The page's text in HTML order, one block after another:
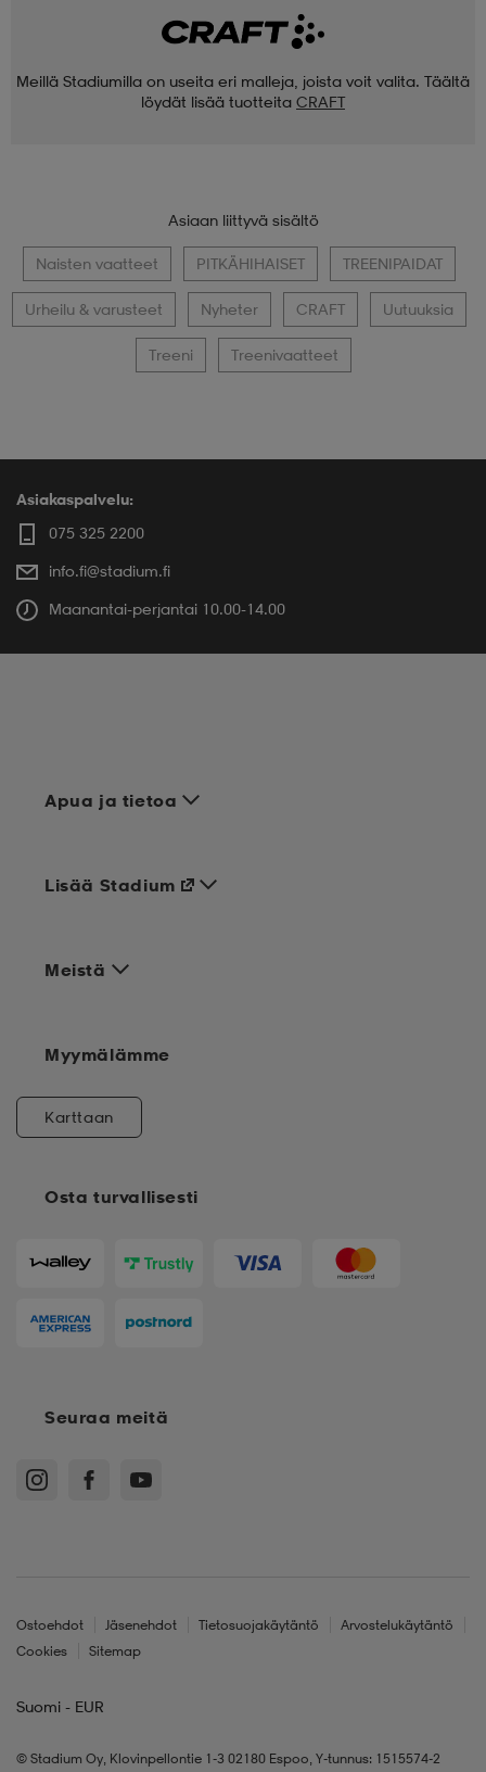
Meillä Stadiumilla on useita eri malleja, joista voit valita. Täältä
löydät lisää tuotteita CRAFT
Asiaan liittyvä sisältö
Naisten vaatteet PITKÄHIHAISET TREENIPAIDAT
Urheilu & varusteet Nyheter CRAFT Uutuuksia
Treeni Treenivaatteet
Asiakaspalvelu:
075 325 2200
info.fi@stadium.fi
Maanantai-perjantai 10.00-14.00
Apua ja tietoa
Meistä
Osta turvallisesti
Lisää Stadium
Myymälämme
Karttaan
Seuraa meitä
Ostoehdot Jäsenehdot Tietosuojakäytäntö
Arvostelukäytäntö
Cookies
Sitemap
Suomi - EUR
© Stadium Oy, Klovinpellontie 1-3 02180 Espoo, Y-tunnus: 1515574-2